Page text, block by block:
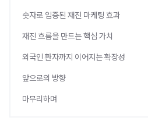
숫자로 입증된 재진 마케팅 효과
재진 흐름을 만드는 핵심 가치
외국인 환자까지 이어지는 확장성
앞으로의 방향
마무리하며